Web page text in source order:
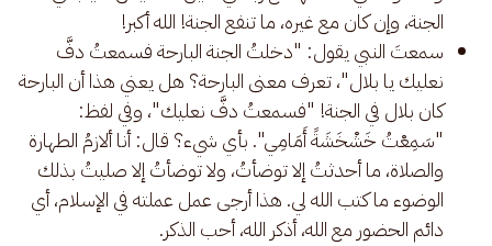
الجنة، وإن كان مع غيره، ما تنفع الجنة! الله أكبر!
سمعتَ النبي يقول: "دخلتُ الجنة البارحة فسمعتُ دفَّ
نعليك يا بلال"، تعرف معنى البارحة؟ هل يعني هذا أن البارحة
كان بلال في الجنة! "فسمعتُ دفَّ نعليك"، وفي لفظ:
"سَمِعْتُ خَشْخَشَةً أَمَامِي". بأي شيء؟ قال: أنا ألازمُ الطهارة
والصلاة، ما أحدثتُ إلا توضأتُ، ولا توضأتُ إلا صليتُ بذلك
الوضوء ما كتب الله لي. هذا أرجى عمل عملته في الإسلام، أي
دائم الحضور مع الله، أذكر الله، أحب الذكر.